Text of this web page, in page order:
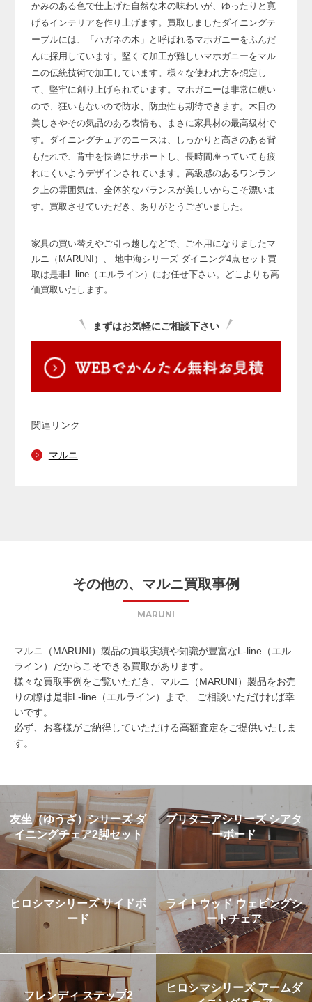
かみのある色で仕上げた自然な木の味わいが、 ゆったりと寛
げるインテリアを作り上げます。 買取しましたダイニングテ
ーブルには、
「ハガネの木」と呼ばれるマホガニーをふんだ
んに採用しています。 堅くて加工が難しいマホガニーをマル
ニの伝統技術で加工しています。 様々な使われ方を想定し
て、堅牢に創り上げられています。 マホガニーは非常に硬い
ので、狂いもないので防水、防虫性も期待できます。 木目の
美しさやその気品のある表情も、まさに家具材の最高級材で
す。 ダイニングチェアのニースは、しっかりと高さのある背
もたれで、 背中を快適にサポートし、長時間座っていても疲
れにくいようデザインされています。 高級感のあるワンラン
ク上の雰囲気は、全体的なバランスが美しいからこそ漂いま
す。 買取させていただき、ありがとうございました。
家具の買い替えやご引っ越しなどで、ご不用になりましたマ
ルニ（MARUNI）、
地中海シリーズ ダイニング4点セット買
取は是非L-line（エルライン）にお任せ下さい。どこよりも高
価買取いたします。
まずはお気軽にご相談下さい
関連リンク
マルニ
その他の、マルニ買取事例
MARUNI
マルニ（MARUNI）製品の買取実績や知識が豊富なL-line（エル
ライン）だからこそできる買取があります。
様々な買取事例をご覧いただき、マルニ（MARUNI）製品をお売
りの際は是非L-line（エルライン）まで、 ご相談いただければ幸
いです。
必ず、お客様がご納得していただける高額査定をご提供いたしま
す。
友坐（ゆうざ）シリーズ ダ
イニングチェア2脚セット
ブリタニアシリーズ シアタ
ーボード
ヒロシマシリーズ サイドボ
ード
ライトウッド ウェビングシ
ートチェア
フレンディ ステップ2
ヒロシマシリーズ アームダ